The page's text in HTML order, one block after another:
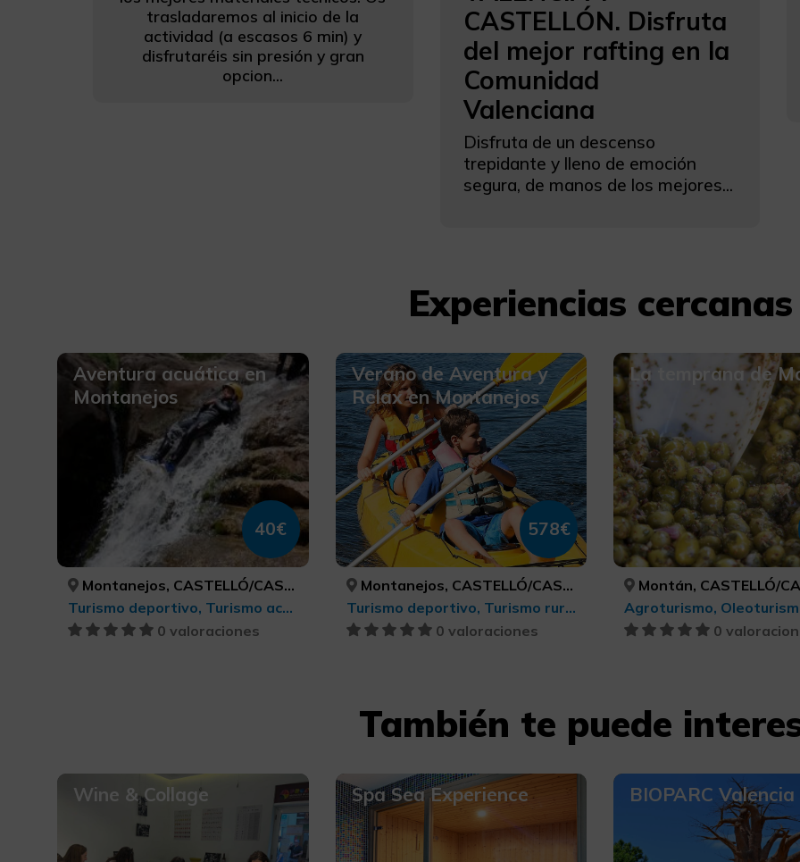
trasladaremos al inicio de la
actividad (a escasos 6 min) y
disfrutaréis sin presión y gran
opcion...
CASTELLÓN. Disfruta
del mejor rafting en la
Comunidad
Valenciana
Disfruta de un descenso
trepidante y lleno de emoción
segura, de manos de los mejores...
Experiencias cercanas
Aventura acuática en
Montanejos
40€
Montanejos, CASTELLÓ/CASTELLÓN
Turismo deportivo, Turismo activo-aventura
0 valoraciones
Verano de Aventura y
Relax en Montanejos
578€
Montanejos, CASTELLÓ/CASTELLÓN
Turismo deportivo, Turismo rural y natural, Turismo de ocio y diversión
0 valoraciones
La temprana de
Montán, CASTELLÓ/
Agroturismo,
0
También te puede
Wine & Collage Spa Sea Experience BIOPARC Valencia